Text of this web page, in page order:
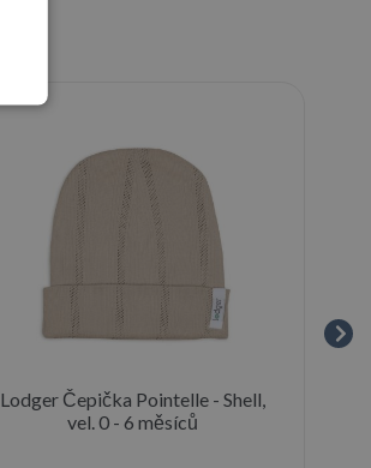
Lodger Čepička Pointelle - Shell,
vel. 0 - 6 měsíců